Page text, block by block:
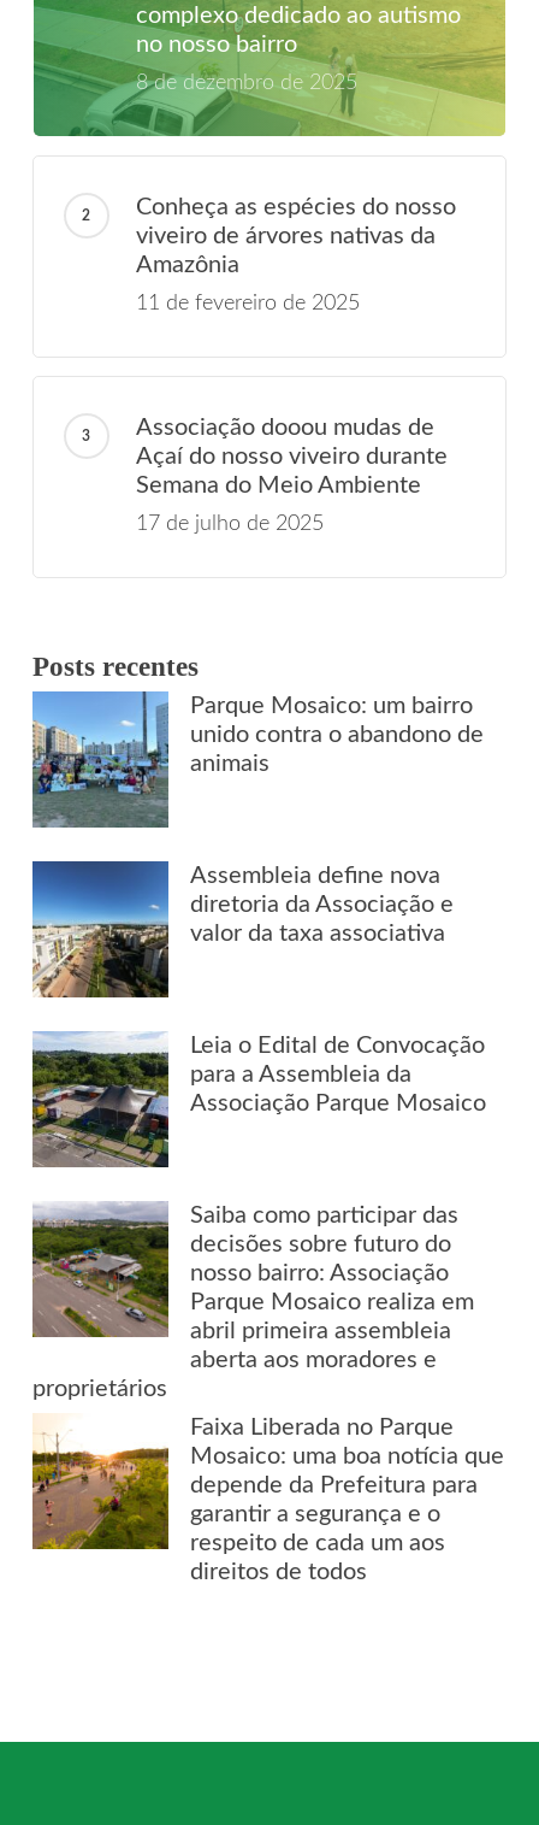
complexo dedicado ao autismo
no nosso bairro
8 de dezembro de 2025
Conheça as espécies do nosso
viveiro de árvores nativas da
Amazônia
11 de fevereiro de 2025
Associação dooou mudas de
Açaí do nosso viveiro durante
Semana do Meio Ambiente
17 de julho de 2025
Posts recentes
Parque Mosaico: um bairro
unido contra o abandono de
animais
Assembleia define nova
diretoria da Associação e
valor da taxa associativa
Leia o Edital de Convocação
para a Assembleia da
Associação Parque Mosaico
Saiba como participar das
decisões sobre futuro do
nosso bairro: Associação
Parque Mosaico realiza em
abril primeira assembleia
aberta aos moradores e
proprietários
Faixa Liberada no Parque
Mosaico: uma boa notícia que
depende da Prefeitura para
garantir a segurança e o
respeito de cada um aos
direitos de todos